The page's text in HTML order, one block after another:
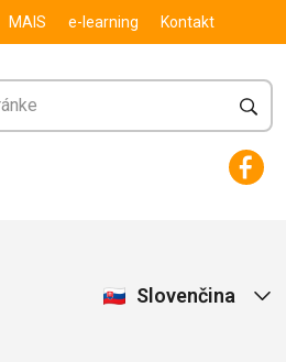
MAIS e-learning Kontakt
Slovenčina